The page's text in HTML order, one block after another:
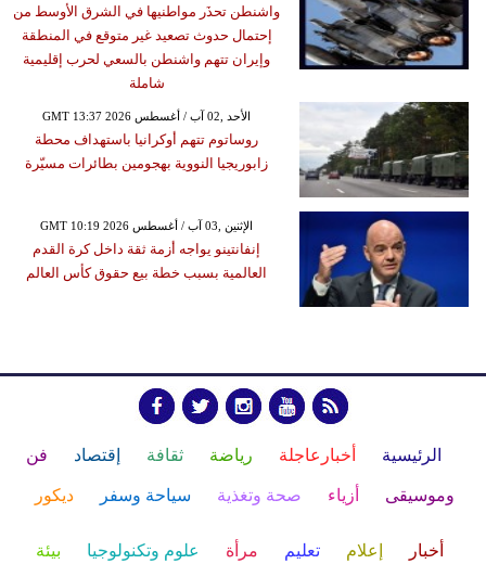
واشنطن تحذَر مواطنيها في الشرق الأوسط من
إحتمال حدوث تصعيد غير متوقع في المنطقة
وإيران تتهم واشنطن بالسعي لحرب إقليمية
شاملة
GMT 13:37 2026 الأحد ,02 آب / أغسطس
روساتوم تتهم أوكرانيا باستهداف محطة
زابوريجيا النووية بهجومين بطائرات مسيّرة
GMT 10:19 2026 الإثنين ,03 آب / أغسطس
إنفانتينو يواجه أزمة ثقة داخل كرة القدم
العالمية بسبب خطة بيع حقوق كأس العالم
الرئيسية أخبارعاجلة رياضة ثقافة إقتصاد فن
وموسيقى أزياء صحة وتغذية سياحة وسفر ديكور
أخبار إعلام تعليم مرأة علوم وتكنولوجيا بيئة